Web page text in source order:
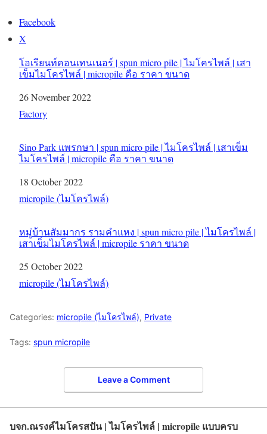
Facebook
X
โอเรียนท์คอนเทนเนอร์ | spun micro pile | ไมโครไพล์ | เสา
เข็มไมโครไพล์ | micropile คือ ราคา ขนาด
Date
26 November 2022
In relation to
Factory
Sino Park แพรกษา | spun micro pile | ไมโครไพล์ | เสาเข็ม
ไมโครไพล์ | micropile คือ ราคา ขนาด
Date
18 October 2022
In relation to
micropile (ไมโครไพล์)
หมู่บ้านสัมมากร รามคำแหง | spun micro pile | ไมโครไพล์ |
เสาเข็มไมโครไพล์ | micropile ราคา ขนาด
Date
25 October 2022
In relation to
micropile (ไมโครไพล์)
Categories: micropile (ไมโครไพล์), Private
Tags: spun micropile
Leave a Comment
บจก.ณรงค์ไมโครสปัน | ไมโครไพล์ | micropile แบบครบ